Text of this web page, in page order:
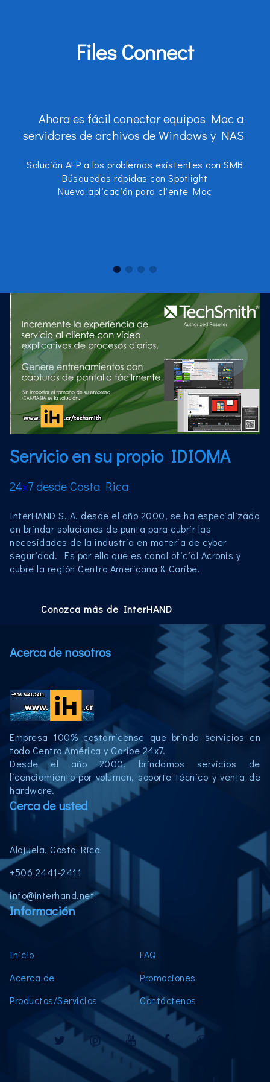
Files Connect
Ahora es fácil conectar equipos Mac a
servidores de archivos de Windows y NAS
Solución AFP a los problemas existentes con SMB
Búsquedas rápidas con Spotlight
Nueva aplicación para cliente Mac
Servicio en su propio IDIOMA
24x7 desde Costa Rica
InterHAND S. A. desde el año 2000, se ha especializado
en brindar soluciones de punta para cubrir las
necesidades de la industria en materia de cyber
seguridad. Es por ello que es canal oficial Acronis y
cubre la región Centro Americana & Caribe.
Conozca más de InterHAND
Acerca de nosotros
Empresa 100% costarricense que brinda servicios en
todo Centro América y Caribe 24x7.
Desde el año 2000, brindamos servicios de
licenciamiento por volumen, soporte técnico y venta de
hardware.
Cerca de usted
Alajuela, Costa Rica
+506 2441-2411
info@interhand.net
Información
Inicio
Acerca de
Productos/Servicios
FAQ
Promociones
Contáctenos